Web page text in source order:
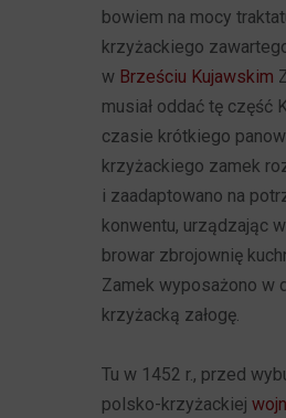
bowiem na mocy
krzyżackiego
w Brześciu Kujawskim
musiał oddać tę część
czasie krótkiego
krzyżackiego zamek
i zaadaptowano na
konwentu, urządzając
browar zbrojownię
Zamek wyposażono w
krzyżacką załogę.
Tu w 1452 r., przed
polsko-krzyżackiej